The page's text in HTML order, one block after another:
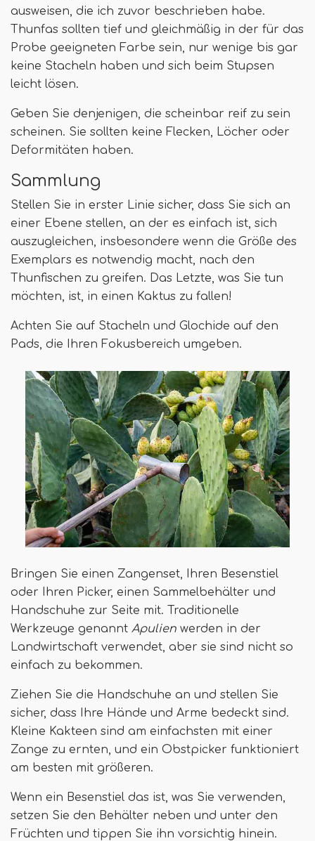
ausweisen, die ich zuvor beschrieben habe.
Thunfas sollten tief und gleichmäßig in der für das
Probe geeigneten Farbe sein, nur wenige bis gar
keine Stacheln haben und sich beim Stupsen
leicht lösen.
Geben Sie denjenigen, die scheinbar reif zu sein
scheinen. Sie sollten keine Flecken, Löcher oder
Deformitäten haben.
Sammlung
Stellen Sie in erster Linie sicher, dass Sie sich an
einer Ebene stellen, an der es einfach ist, sich
auszugleichen, insbesondere wenn die Größe des
Exemplars es notwendig macht, nach den
Thunfischen zu greifen. Das Letzte, was Sie tun
möchten, ist, in einen Kaktus zu fallen!
Achten Sie auf Stacheln und Glochide auf den
Pads, die Ihren Fokusbereich umgeben.
Bringen Sie einen Zangenset, Ihren Besenstiel
oder Ihren Picker, einen Sammelbehälter und
Handschuhe zur Seite mit. Traditionelle
Werkzeuge genannt Apulien werden in der
Landwirtschaft verwendet, aber sie sind nicht so
einfach zu bekommen.
Ziehen Sie die Handschuhe an und stellen Sie
sicher, dass Ihre Hände und Arme bedeckt sind.
Kleine Kakteen sind am einfachsten mit einer
Zange zu ernten, und ein Obstpicker funktioniert
am besten mit größeren.
Wenn ein Besenstiel das ist, was Sie verwenden,
setzen Sie den Behälter neben und unter den
Früchten und tippen Sie ihn vorsichtig hinein.